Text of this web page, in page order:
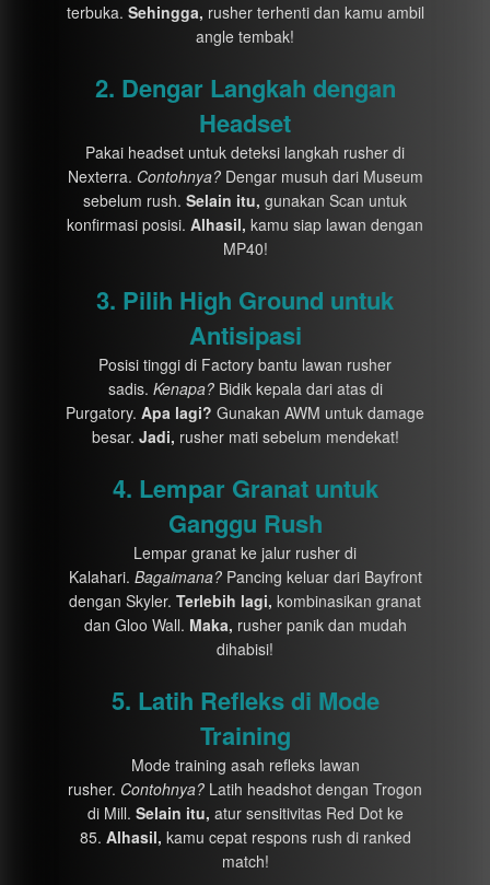
terbuka. Sehingga, rusher terhenti dan kamu ambil
angle tembak!
2. Dengar Langkah dengan
Headset
Pakai headset untuk deteksi langkah rusher di
Nexterra. Contohnya?Dengar musuh dari Museum
sebelum rush. Selain itu, gunakan Scan untuk
konfirmasi posisi. Alhasil, kamu siap lawan dengan
MP40!
3. Pilih High Ground untuk
Antisipasi
Posisi tinggi di Factory bantu lawan rusher
sadis. Kenapa?Bidik kepala dari atas di
Purgatory. Apa lagi? Gunakan AWM untuk damage
besar. Jadi, rusher mati sebelum mendekat!
4. Lempar Granat untuk
Ganggu Rush
Lempar granat ke jalur rusher di
Kalahari. Bagaimana?Pancing keluar dari Bayfront
dengan Skyler. Terlebih lagi, kombinasikan granat
dan Gloo Wall. Maka, rusher panik dan mudah
dihabisi!
5. Latih Refleks di Mode
Training
Mode training asah refleks lawan
rusher. Contohnya? Latih headshot dengan Trogon
di Mill. Selain itu, atur sensitivitas Red Dot ke
85. Alhasil, kamu cepat respons rush di ranked
match!